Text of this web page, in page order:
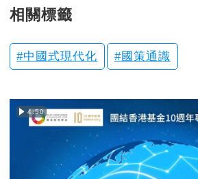
相關標籤
中國式現代化 國策通識
4:50